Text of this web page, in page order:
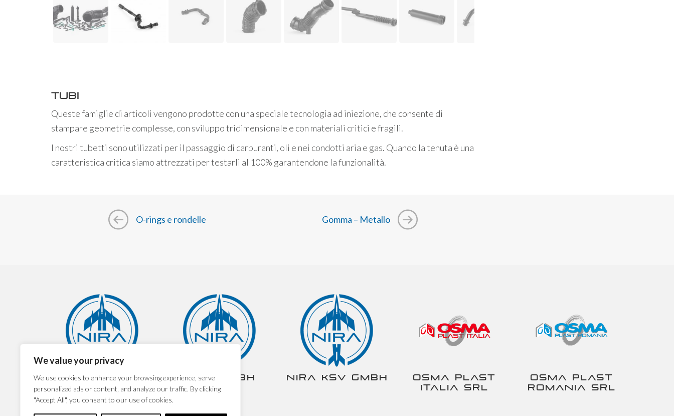
We value your privacy
We use cookies to enhance your browsing experience, serve
personalized ads or content, and analyze our traffic. By clicking
"Accept All", you consent to our use of cookies.
Tubi
Queste famiglie di articoli vengono prodotte con una speciale tecnologia ad iniezione, che consente di
stampare geometrie complesse, con sviluppo tridimensionale e con materiali critici e fragili.
I nostri tubetti sono utilizzati per il passaggio di carburanti, oli e nei condotti aria e gas. Quando la tenuta è una
caratteristica critica siamo attrezzati per testarli al 100% garantendone la funzionalità.
O-rings e rondelle Gomma – Metallo
NIRA spa NIRA gmbh NIRA KSV gmbh
Osma Plast
Italia srl
Osma Plast
Romania srl